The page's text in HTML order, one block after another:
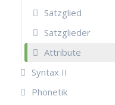
Satzglied
Satzglieder
Attribute
Syntax II
Phonetik